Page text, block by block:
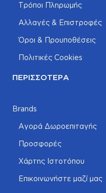
Τρόποι Πληρωμής
Αλλαγές & Επιστροφές
Όροι & Προυποθέσεις
Πολιτικές Cookies
ΠΕΡΙΣΣΌΤΕΡΑ
Brands
Αγορά Δωροεπιταγής
Προσφορές
Χάρτης Ιστοτόπου
Επικοινωνήστε μαζί μας